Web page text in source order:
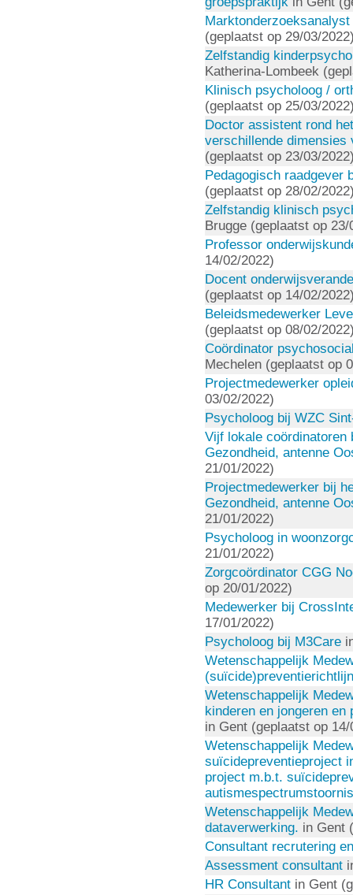
(geplaatst op 29/03/
Zelfstandig
Katherina-Lombeek
Klinisch psycholoog /
(geplaatst op 25/03/
Doctor assistent rond
verschillende dimensies
(geplaatst op 23/03/
Pedagogisch raadgever
(geplaatst op 28/02/
Zelfstandig klinisch
Brugge (geplaatst op 23/
Professor
14/02/2022)
Docent
(geplaatst op 14/02/
Beleidsmedewerker
(geplaatst op 08/02/
Coördinator
Mechelen (geplaatst op
Projectmedewerker
03/02/2022)
Psycholoog bij WZC
Vijf lokale coördinatoren
Gezondheid, antenne
21/01/2022)
Projectmedewerker bij
Gezondheid, antenne
21/01/2022)
Psycholoog in
21/01/2022)
Zorgcoördinator CGG
op 20/01/2022)
Medewerker bij
17/01/2022)
Psycholoog bij M3Care
Wetenschappelijk
Wetenschappelijk
kinderen en jongeren
in Gent (geplaatst op 14/
Wetenschappelijk
suïcidepreventieproject
project m.b.t.
autismespectrumstoornis
Wetenschappelijk
dataverwerking. in Gent
Consultant recrutering
Assessment consultant
HR Consultant in Gent